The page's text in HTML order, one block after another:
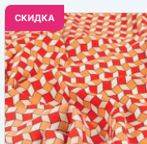
CКИДКА